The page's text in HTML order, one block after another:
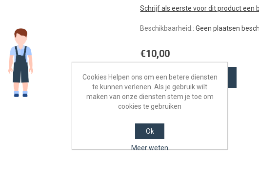
Schrijf als eerste voor dit product een
Beschikbaarheid:: Geen plaatsen
€10,00
RESERVEER NU!
Cookies Helpen ons om een betere diensten
te kunnen verlenen. Als je gebruik wilt
maken van onze diensten stem je toe om
cookies te gebruiken
Ok
Meer weten